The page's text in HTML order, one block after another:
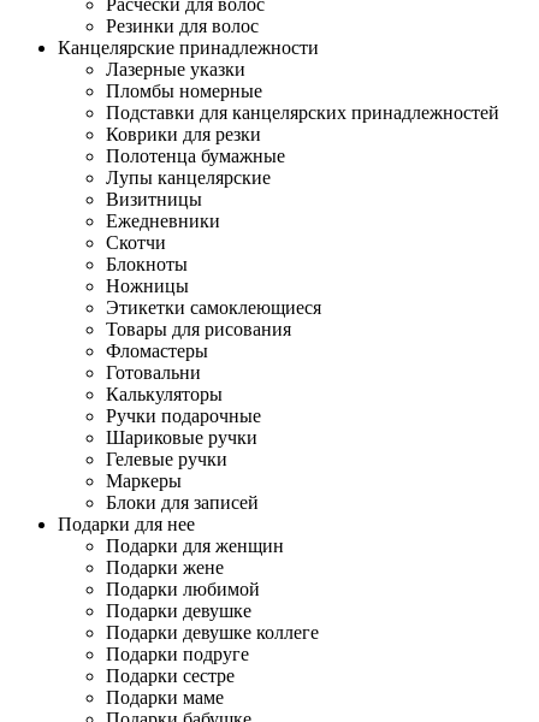
Расчески для волос
Резинки для волос
Канцелярские принадлежности
Лазерные указки
Пломбы номерные
Подставки для канцелярских принадлежностей
Коврики для резки
Полотенца бумажные
Лупы канцелярские
Визитницы
Ежедневники
Скотчи
Блокноты
Ножницы
Этикетки самоклеющиеся
Товары для рисования
Фломастеры
Готовальни
Калькуляторы
Ручки подарочные
Шариковые ручки
Гелевые ручки
Маркеры
Блоки для записей
Подарки для нее
Подарки для женщин
Подарки жене
Подарки любимой
Подарки девушке
Подарки девушке коллеге
Подарки подруге
Подарки сестре
Подарки маме